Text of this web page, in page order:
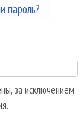
пароль?
за исключением